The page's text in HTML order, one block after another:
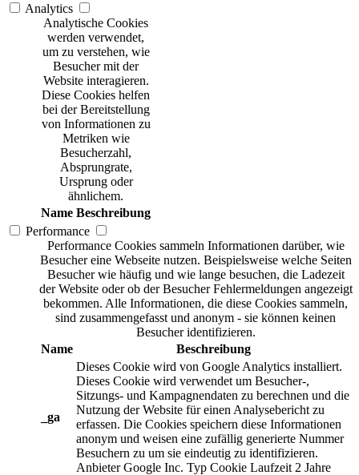
Analytics
Analytische Cookies
werden verwendet,
um zu verstehen, wie
Besucher mit der
Website interagieren.
Diese Cookies helfen
bei der Bereitstellung
von Informationen zu
Metriken wie
Besucherzahl,
Absprungrate,
Ursprung oder
ähnlichem.
Name Beschreibung
Performance
Performance Cookies sammeln Informationen darüber, wie
Besucher eine Webseite nutzen. Beispielsweise welche Seiten
Besucher wie häufig und wie lange besuchen, die Ladezeit
der Website oder ob der Besucher Fehlermeldungen angezeigt
bekommen. Alle Informationen, die diese Cookies sammeln,
sind zusammengefasst und anonym - sie können keinen
Besucher identifizieren.
Name
Beschreibung
_ga
Dieses Cookie wird von Google Analytics installiert.
Dieses Cookie wird verwendet um Besucher-,
Sitzungs- und Kampagnendaten zu berechnen und die
Nutzung der Website für einen Analysebericht zu
erfassen. Die Cookies speichern diese Informationen
anonym und weisen eine zufällig generierte Nummer
Besuchern zu um sie eindeutig zu identifizieren.
Anbieter Google Inc. Typ Cookie Laufzeit 2 Jahre